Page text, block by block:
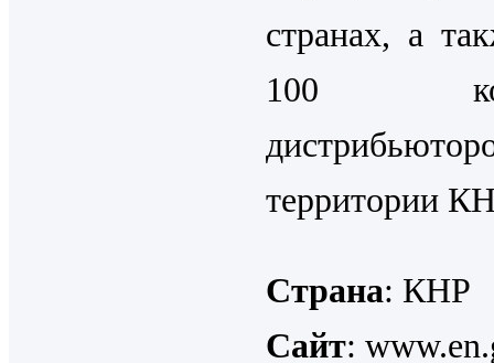
странах, а
100
территории
Страна: КНР
Сайт: